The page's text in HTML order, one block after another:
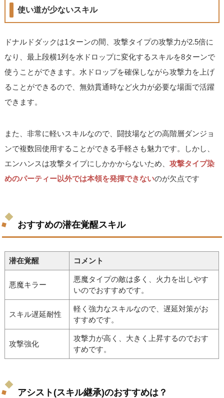
使い道が少ないスキル
ドナルドダックは1ターンの間、攻撃タイプの攻撃力が2.5倍に
なり、最上段横1列を水ドロップに変化するスキルを8ターンで
使うことができます。水ドロップを確保しながら攻撃力を上げ
ることができるので、無効貫通時など火力が必要な場面で活躍
できます。
また、非常に軽いスキルなので、闘技場などの高階層ダンジョ
ンで複数回使用することができる手軽さも魅力です。しかし、
エンハンスは攻撃タイプにしかかからないため、攻撃タイプ染
めのパーティー以外では本領を発揮できないのが欠点です
おすすめの潜在覚醒スキル
潜在覚醒 コメント
悪魔キラー
悪魔タイプの敵は多く、火力を出しやす
いのでおすすめです。
スキル遅延耐性
軽く強力なスキルなので、遅延対策がお
すすめです。
攻撃強化
攻撃力が高く、大きく上昇するのでおす
すめです。
アシスト(スキル継承)のおすすめは？